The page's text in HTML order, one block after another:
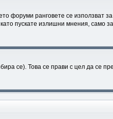
форуми ранговете се използват
пускате излишни мнения, само
се). Това се прави с цел да се